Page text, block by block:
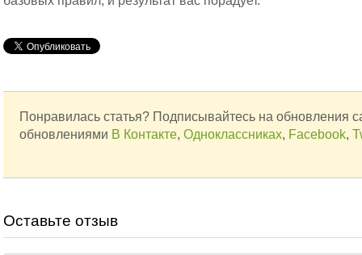
Понравилась статья? Подписывайтесь на обновления
обновлениями В Контакте,Одноклассниках, Facebook,
Оставьте отзыв